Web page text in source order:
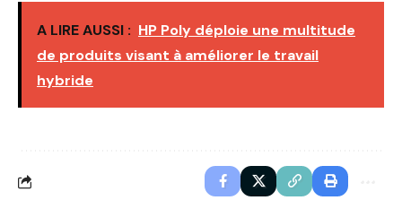
A LIRE AUSSI : HP Poly déploie une multitude
de produits visant à améliorer le travail
hybride